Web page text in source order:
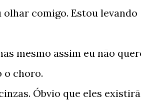
olhar comigo. Estou levando
mesmo assim eu não
o choro.
Óbvio que eles